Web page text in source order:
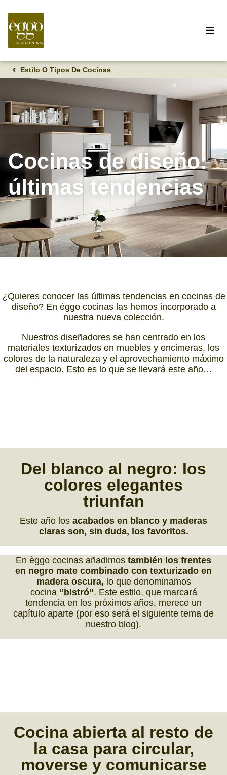
Estilo O Tipos De Cocinas
Cocinas de diseño:
últimas tendencias
¿Quieres conocer las últimas tendencias en cocinas de
diseño? En èggo cocinas las hemos incorporado a
nuestra nueva colección.
Nuestros diseñadores se han centrado en los
materiales texturizados en muebles y encimeras, los
colores de la naturaleza y el aprovechamiento máximo
del espacio. Esto es lo que se llevará este año…
Del blanco al negro: los
colores elegantes
triunfan
Este año los acabados en blanco y maderas
claras son, sin duda, los favoritos.
En èggo cocinas añadimos también los frentes
en negro mate combinado con texturizado en
madera oscura, lo que denominamos
cocina “bistró”. Este estilo, que marcará
tendencia en los próximos años, merece un
capítulo aparte (por eso será el siguiente tema de
nuestro blog).
Cocina abierta al resto de
la casa para circular,
moverse y comunicarse